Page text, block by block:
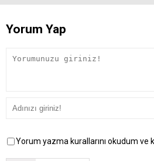
Yorum Yap
Yorum yazma kurallarını okudum ve